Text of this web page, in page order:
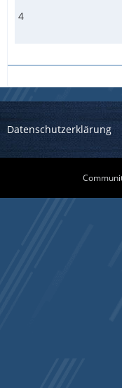
4
Datenschutzerklärung